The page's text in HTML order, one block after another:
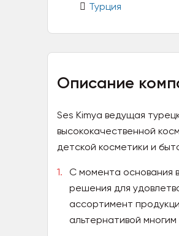
Турция
Описание
Ses Kimya ведущая
высококачественной
детской косметики и
С момента основания
решения для
ассортимент
альтернативой